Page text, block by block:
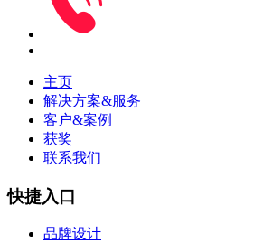
主页
解决方案&服务
客户&案例
获奖
联系我们
快捷入口
品牌设计